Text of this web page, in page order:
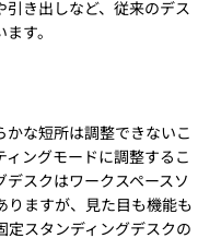
き出しなど、従来のデス
す。
な短所は調整できないこ
ングモードに調整するこ
スクはワークスペースソ
りますが、見た目も機能も
定スタンディングデスクの